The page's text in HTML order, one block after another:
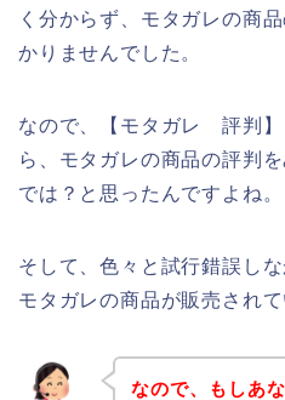
く分からず、モタガレの商
かりませんでした。
なので、【モタガレ 評判】
ら、モタガレの商品の評判
では？と思ったんですよね。
そして、色々と試行錯誤し
モタガレの商品が販売されて
なので、もしあ